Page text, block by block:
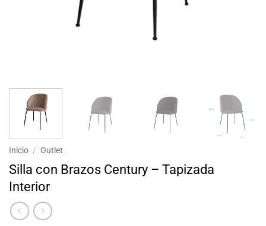
Inicio / Outlet
Silla con Brazos Century – Tapizada
Interior